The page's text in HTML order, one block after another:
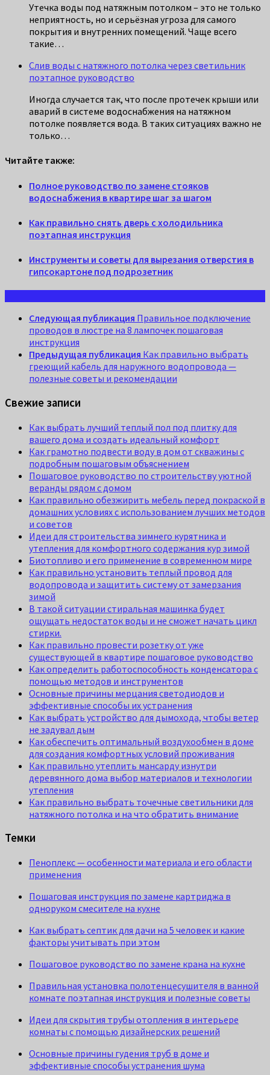
Утечка воды под натяжным потолком – это не только
неприятность, но и серьёзная угроза для самого
покрытия и внутренних помещений. Чаще всего
такие…
Слив воды с натяжного потолка через светильник
поэтапное руководство
Иногда случается так, что после протечек крыши или
аварий в системе водоснабжения на натяжном
потолке появляется вода. В таких ситуациях важно не
только…
Читайте также:
Полное руководство по замене стояков
водоснабжения в квартире шаг за шагом
Как правильно снять дверь с холодильника
поэтапная инструкция
Инструменты и советы для вырезания отверстия в
гипсокартоне под подрозетник
Следующая публикация Правильное подключение
проводов в люстре на 8 лампочек пошаговая
инструкция
Предыдущая публикация Как правильно выбрать
греющий кабель для наружного водопровода —
полезные советы и рекомендации
Свежие записи
Как выбрать лучший теплый пол под плитку для
вашего дома и создать идеальный комфорт
Как грамотно подвести воду в дом от скважины с
подробным пошаговым объяснением
Пошаговое руководство по строительству уютной
веранды рядом с домом
Как правильно обезжирить мебель перед покраской в
домашних условиях с использованием лучших методов
и советов
Идеи для строительства зимнего курятника и
утепления для комфортного содержания кур зимой
Биотопливо и его применение в современном мире
Как правильно установить теплый провод для
водопровода и защитить систему от замерзания
зимой
В такой ситуации стиральная машинка будет
ощущать недостаток воды и не сможет начать цикл
стирки.
Как правильно провести розетку от уже
существующей в квартире пошаговое руководство
Как определить работоспособность конденсатора с
помощью методов и инструментов
Основные причины мерцания светодиодов и
эффективные способы их устранения
Как выбрать устройство для дымохода, чтобы ветер
не задувал дым
Как обеспечить оптимальный воздухообмен в доме
для создания комфортных условий проживания
Как правильно утеплить мансарду изнутри
деревянного дома выбор материалов и технологии
утепления
Как правильно выбрать точечные светильники для
натяжного потолка и на что обратить внимание
Темки
Пеноплекс — особенности материала и его области
применения
Пошаговая инструкция по замене картриджа в
одноруком смесителе на кухне
Как выбрать септик для дачи на 5 человек и какие
факторы учитывать при этом
Пошаговое руководство по замене крана на кухне
Правильная установка полотенцесушителя в ванной
комнате поэтапная инструкция и полезные советы
Идеи для скрытия трубы отопления в интерьере
комнаты с помощью дизайнерских решений
Основные причины гудения труб в доме и
эффективные способы устранения шума